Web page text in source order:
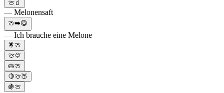
🍈🧃
— Melonensaft
🍈➡️😋
— Ich brauche eine Melone
🌟🍈
🍈🍨
🥧🍈
🍋🍈🍑
🍇🍈